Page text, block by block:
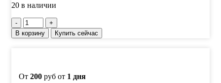
20 в наличии
Количество
товара
Паста
3,0
В корзину Купить сейчас
От 200 руб от 1 дня